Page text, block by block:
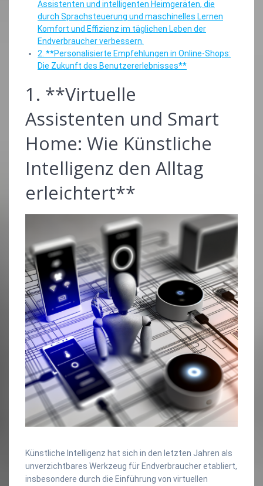
Assistenten und intelligenten Heimgeräten, die
durch Sprachsteuerung und maschinelles Lernen
Komfort und Effizienz im täglichen Leben der
Endverbraucher verbessern.
2. **Personalisierte Empfehlungen in Online-Shops:
Die Zukunft des Benutzererlebnisses**
1. **Virtuelle
Assistenten und Smart
Home: Wie Künstliche
Intelligenz den Alltag
erleichtert**
Künstliche Intelligenz hat sich in den letzten Jahren als
unverzichtbares Werkzeug für Endverbraucher etabliert,
insbesondere durch die Einführung von virtuellen